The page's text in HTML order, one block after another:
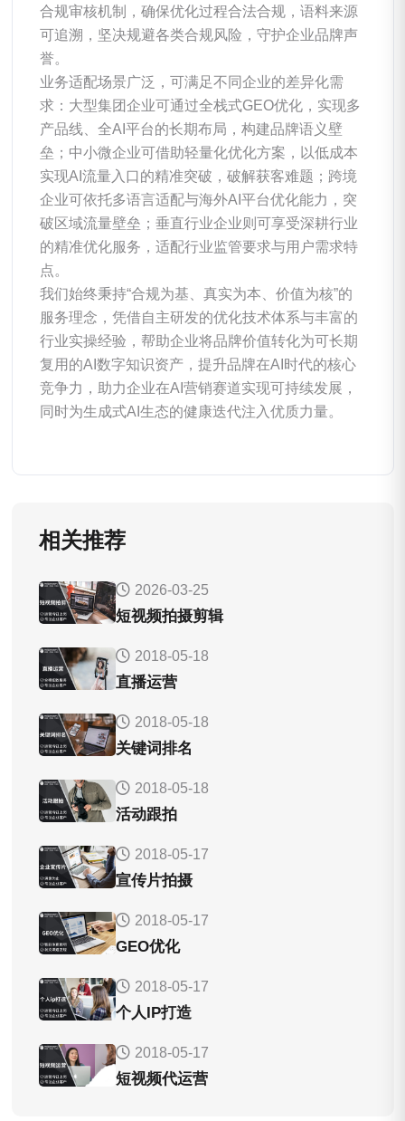
合规审核机制，确保优化过程合法合规，语料来源
可追溯，坚决规避各类合规风险，守护企业品牌声
誉。
业务适配场景广泛，可满足不同企业的差异化需
求：大型集团企业可通过全栈式GEO优化，实现多
产品线、全AI平台的长期布局，构建品牌语义壁
垒；中小微企业可借助轻量化优化方案，以低成本
实现AI流量入口的精准突破，破解获客难题；跨境
企业可依托多语言适配与海外AI平台优化能力，突
破区域流量壁垒；垂直行业企业则可享受深耕行业
的精准优化服务，适配行业监管要求与用户需求特
点。
我们始终秉持“合规为基、真实为本、价值为核”的
服务理念，凭借自主研发的优化技术体系与丰富的
行业实操经验，帮助企业将品牌价值转化为可长期
复用的AI数字知识资产，提升品牌在AI时代的核心
竞争力，助力企业在AI营销赛道实现可持续发展，
同时为生成式AI生态的健康迭代注入优质力量。
相关推荐
2026-03-25
短视频拍摄剪辑
2018-05-18
直播运营
2018-05-18
关键词排名
2018-05-18
活动跟拍
2018-05-17
宣传片拍摄
2018-05-17
GEO优化
2018-05-17
个人IP打造
2018-05-17
短视频代运营